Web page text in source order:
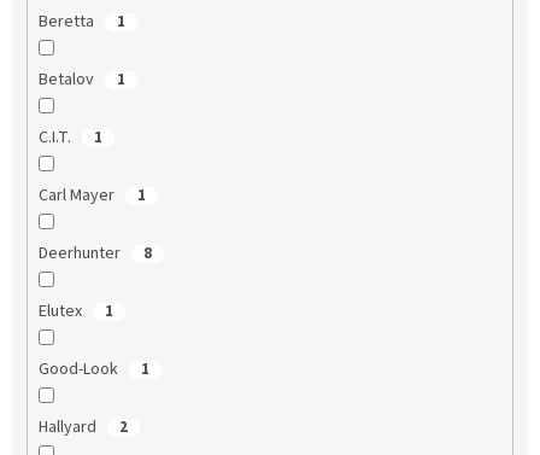
Beretta 1
Betalov 1
C.I.T. 1
Carl Mayer 1
Deerhunter 8
Elutex 1
Good-Look 1
Hallyard 2